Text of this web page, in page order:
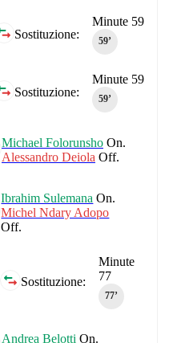
Minute 59
59‎’‎
Sostituzione:
Minute 59
59‎’‎
Sostituzione:
Michael Folorunsho On.
Alessandro Deiola Off.
Ibrahim Sulemana On.
Michel Ndary Adopo
Off.
Minute
77
77‎’‎
Sostituzione:
Andrea Belotti On.